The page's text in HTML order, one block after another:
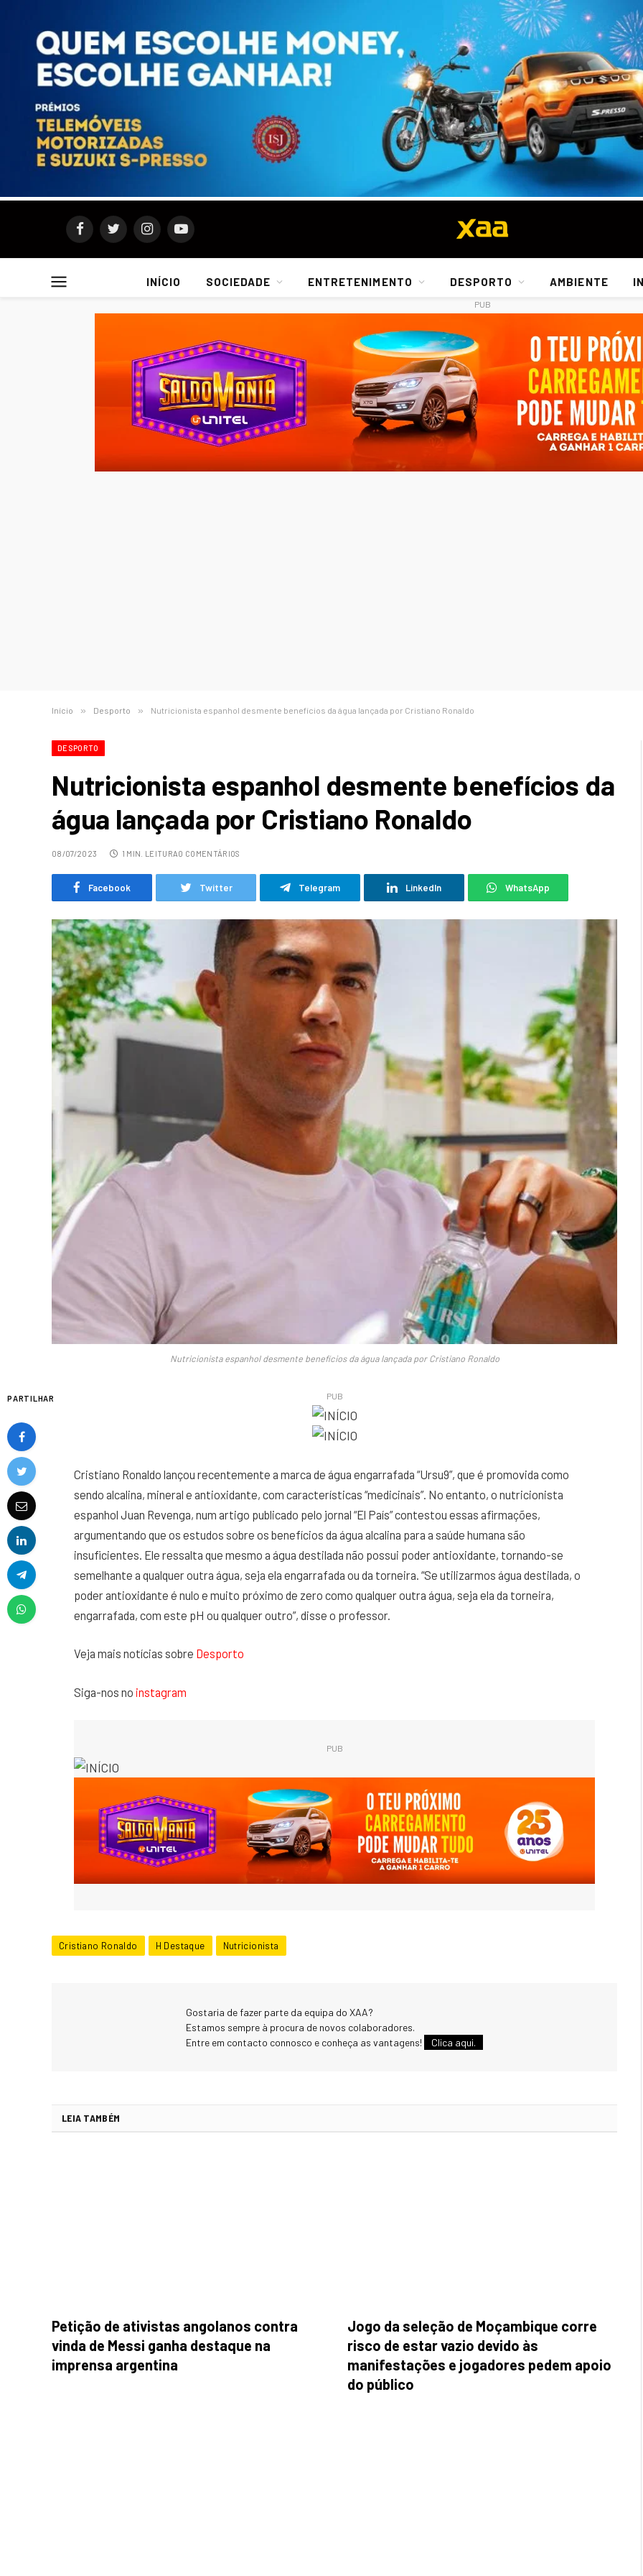
FacebookTwitterInstagramYouTube
INÍCIO SOCIEDADE ENTRETENIMENTO DESPORTO AMBIENTE
PUB
Início » Desporto » Nutricionista espanhol desmente benefícios da água lançada por Cristiano Ronaldo
DESPORTO
Nutricionista espanhol desmente benefícios da
água lançada por Cristiano Ronaldo
08/07/2023 1 MIN. LEITURA0 COMENTÁRIOS
Facebook Twitter Telegram LinkedIn WhatsApp
Nutricionista espanhol desmente benefícios da água lançada por Cristiano Ronaldo
PARTILHAR PUB
Cristiano Ronaldo lançou recentemente a marca de água engarrafada “Ursu9”, que é promovida como
sendo alcalina, mineral e antioxidante, com características “medicinais”. No entanto, o nutricionista
espanhol Juan Revenga, num artigo publicado pelo jornal “El País” contestou essas afirmações,
argumentando que os estudos sobre os benefícios da água alcalina para a saúde humana são
insuficientes. Ele ressalta que mesmo a água destilada não possui poder antioxidante, tornando-se
semelhante a qualquer outra água, seja ela engarrafada ou da torneira. “Se utilizarmos água destilada, o
poder antioxidante é nulo e muito próximo de zero como qualquer outra água, seja ela da torneira,
engarrafada, com este pH ou qualquer outro”, disse o professor.
Veja mais notícias sobre Desporto
Siga-nos no instagram
PUB
Cristiano Ronaldo H Destaque Nutricionista
Gostaria de fazer parte da equipa do XAA?
Estamos sempre à procura de novos colaboradores.
Entre em contacto connosco e conheça as vantagens!
Clica aqui.
LEIA TAMBÉM
Petição de ativistas angolanos contra
vinda de Messi ganha destaque na
imprensa argentina
Jogo da seleção de Moçambique corre
risco de estar vazio devido às
manifestações e jogadores pedem apoio
do público